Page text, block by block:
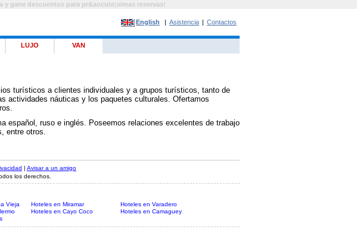
y gane descuentos para pr&aocute;ximas reservas!
English | Asistencia | Contactos
LUJO VAN
turísticos a clientes individuales y a grupos turísticos, tanto de
actividades náuticas y los paquetes culturales. Ofertamos
español, ruso e inglés. Poseemos relaciones excelentes de trabajo
entre otros.
| Avisar a un amigo
los derechos.
Vieja Hoteles en Miramar
Hoteles en Varadero
Hoteles en Cayo Coco
Hoteles en Camaguey